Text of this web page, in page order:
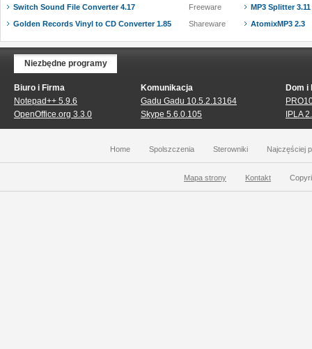
Switch Sound File Converter 4.17
Freeware
Golden Records Vinyl to CD Converter 1.85
Shareware
MP3 Splitter 3.11
AtomixMP3 2.3
Niezbędne programy
Biuro i Firma
Notepad++ 5.9.6
OpenOffice.org 3.3.0
Komunikacja
Gadu Gadu 10.5.2.13164
Skype 5.6.0.105
Dom i
IPLA
Home Spolszczenia Sterowniki Najczęściej
Mapa strony Kontakt